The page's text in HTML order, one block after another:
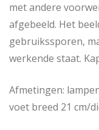
met andere
afgebeeld. Het
gebruikssporen,
werkende staat.
Afmetingen:
voet breed 21 cm/